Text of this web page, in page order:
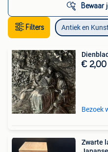
Bewaar
Filters Antiek en Kunst
€ 2,00
Bezoek
Zwarte